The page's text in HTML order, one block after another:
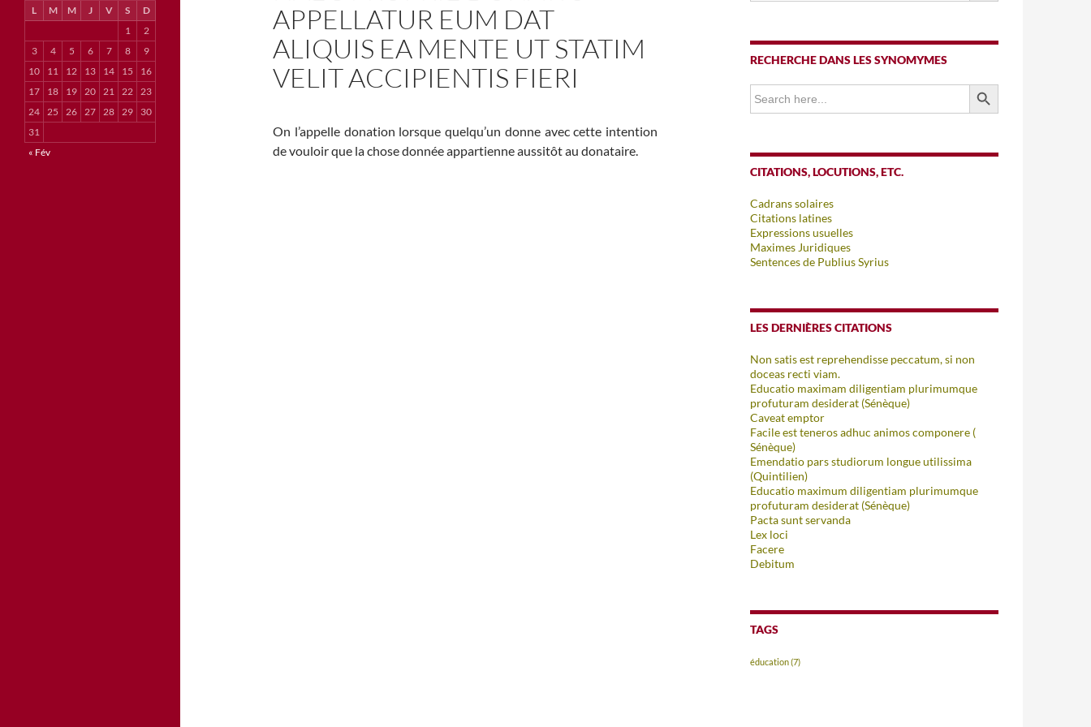
APPELLATUR EUM DAT
ALIQUIS EA MENTE UT STATIM
VELIT ACCIPIENTIS FIERI
On l’appelle donation lorsque quelqu’un donne avec cette intention
de vouloir que la chose donnée appartienne aussitôt au donataire.
RECHERCHE DANS LES SYNOMYMES
Search
for:
SEARCH BUTTON
CITATIONS, LOCUTIONS, ETC.
Cadrans solaires
Citations latines
Expressions usuelles
Maximes Juridiques
Sentences de Publius Syrius
LES DERNIÈRES CITATIONS
Non satis est reprehendisse peccatum, si non
doceas recti viam.
Educatio maximam diligentiam plurimumque
profuturam desiderat (Sénèque)
Caveat emptor
Facile est teneros adhuc animos componere (
Sénèque)
Emendatio pars studiorum longue utilissima
(Quintilien)
Educatio maximum diligentiam plurimumque
profuturam desiderat (Sénèque)
Pacta sunt servanda
Lex loci
Facere
Debitum
TAGS
éducation(7)
L M M J V S
D
1
2
3
4 5 6 7 8
9
10
11 12 13 14 15
16
17
18 19 20 21 22 23
24 25 26 27 28 29
30
31
« Fév